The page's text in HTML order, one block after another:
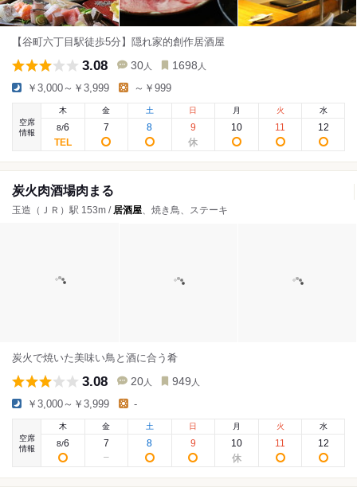
【谷町六丁目駅徒歩5分】隠れ家的創作居酒屋
3.08 30 人 1698 人
￥3,000～￥3,999 ～￥999
空席
情報
木
8/6
金
7
土
8
日
9
月
10
火
11
水
12
炭火肉酒場肉まる
玉造（ＪＲ）駅 153m / 居酒屋、焼き鳥、ステーキ
炭火で焼いた美味い鳥と酒に合う肴
3.08 20 人 949 人
￥3,000～￥3,999 -
空席
情報
木
8/6
金
7
土
8
日
9
月
10
火
11
水
12